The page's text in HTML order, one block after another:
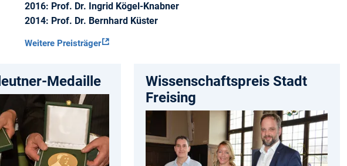
2016: Prof. Dr. Ingrid Kögel-Knabner
2014: Prof. Dr. Bernhard Küster
Weitere Preisträger
Medaille
Wissenschaftspreis Stadt
Freising